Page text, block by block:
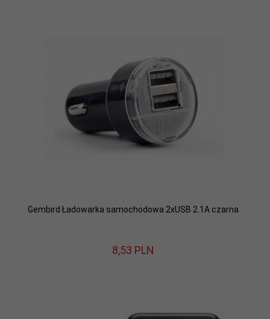
Gembird Ładowarka samochodowa 2xUSB 2.1A czarna
8,53 PLN